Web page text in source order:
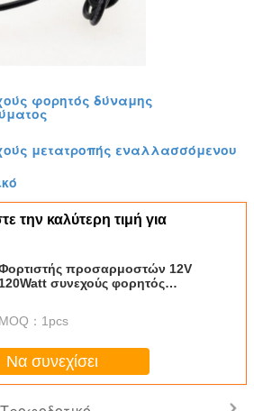
φορητός δύναμης
μετατροπής εναλλασσόμενου
την καλύτερη τιμή για
προσαρμοστών 12V
120Watt συνεχούς φορητός
παιχνίδι/την ιατρική δυνατότητα
MOQ： 1pcs
Να συνεχίσει